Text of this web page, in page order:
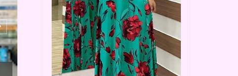
UMA FENDA NO CÉU - BEN
RITOS PROIBIDOS